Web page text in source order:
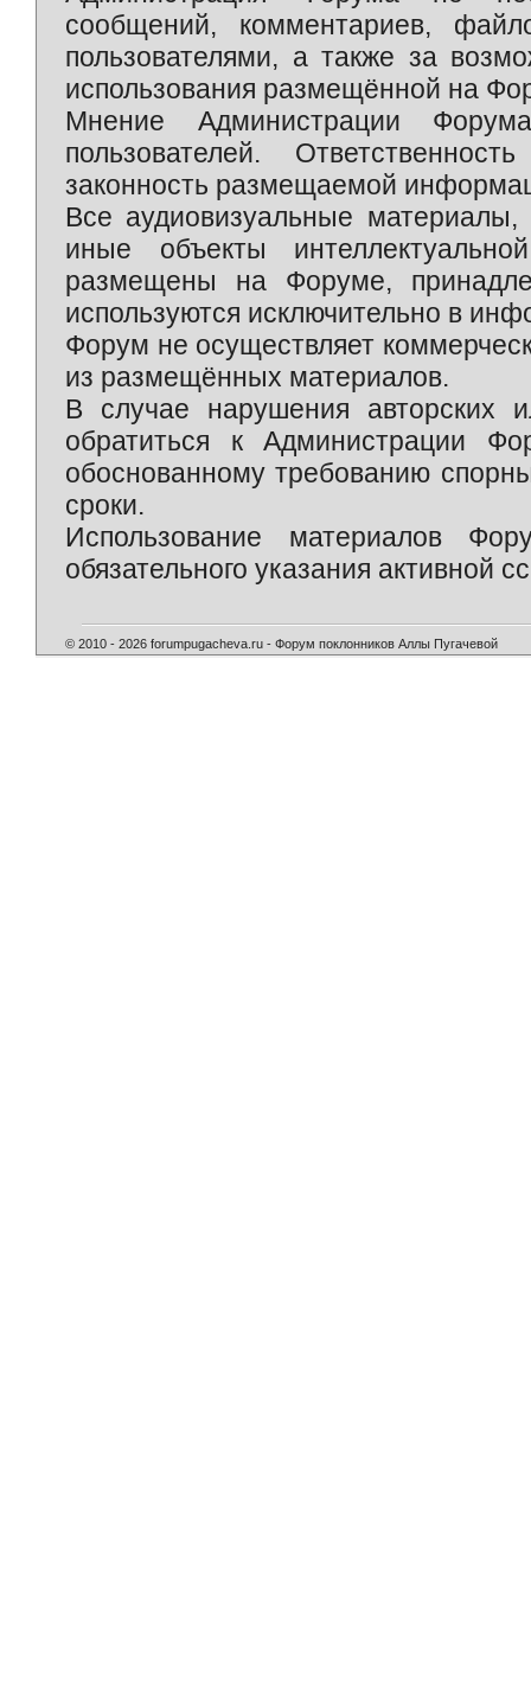
сообщений, комментариев,
пользователями, а также за
использования размещённой на
Мнение Администрации
пользователей.
законность размещаемой
Все аудиовизуальные
иные объекты
размещены на Форуме,
используются исключительно в
Форум не осуществляет
из размещённых материалов.
В случае нарушения авторских
обратиться к Администрации
обоснованному требованию
сроки.
Использование материалов
обязательного указания активной
© 2010 - 2026 forumpugacheva.ru - Форум поклонников Аллы Пугачевой